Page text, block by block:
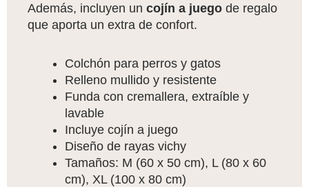
Además, incluyen un cojín a juego de regalo
que aporta un extra de confort.
Colchón para perros y gatos
Relleno mullido y resistente
Funda con cremallera, extraíble y
lavable
Incluye cojín a juego
Diseño de rayas vichy
Tamaños: M (60 x 50 cm), L (80 x 60
cm), XL (100 x 80 cm)